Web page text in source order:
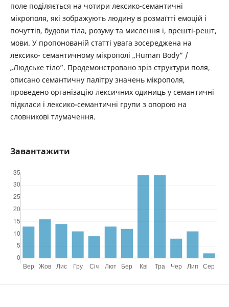
поле поділяється на чотири лексико-семантичні
мікрополя, які зображують людину в розмаїтті емоцій і
почуттів, будови тіла, розуму та мислення і, врешті-решт,
мови. У пропонованій статті увага зосереджена на
лексико- семантичному мікрополі „Human Body” /
„Людське тіло”. Продемонстровано зріз структури поля,
описано семантичну палітру значень мікрополя,
проведено організацію лексичних одиниць у семантичні
підкласи і лексико-семантичні групи з опорою на
словникові тлумачення.
Завантажити